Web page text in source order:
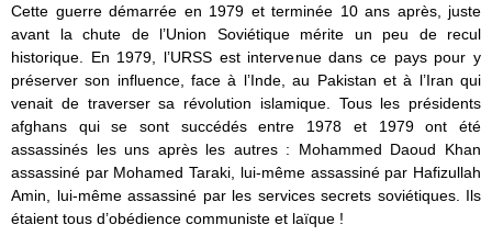
Cette guerre démarrée en 1979 et terminée 10 ans après, juste
avant la chute de l’Union Soviétique mérite un peu de recul
historique. En 1979, l’URSS est intervenue dans ce pays pour y
préserver son influence, face à l’Inde, au Pakistan et à l’Iran qui
venait de traverser sa révolution islamique. Tous les présidents
afghans qui se sont succédés entre 1978 et 1979 ont été
assassinés les uns après les autres : Mohammed Daoud Khan
assassiné par Mohamed Taraki, lui-même assassiné par Hafizullah
Amin, lui-même assassiné par les services secrets soviétiques. Ils
étaient tous d’obédience communiste et laïque !